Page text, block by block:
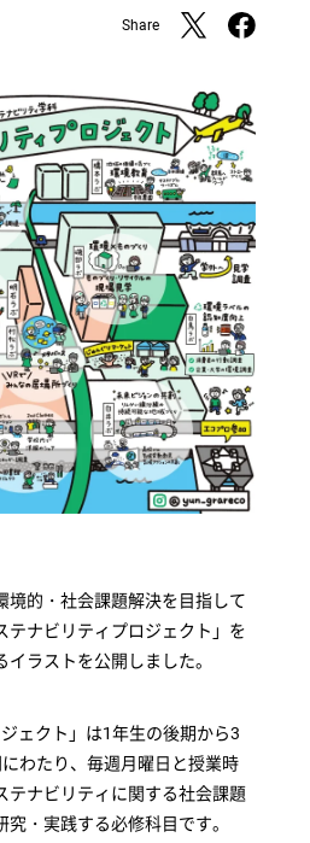
Share
境的・社会課題解決を目指して
テナビリティプロジェクト」を
ラストを公開しました。
ェクト」は1年生の後期から3
わたり、毎週月曜日と授業時
テナビリティに関する社会課題
・実践する必修科目です。